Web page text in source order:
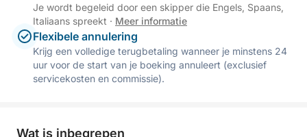
Je wordt begeleid door een skipper die Engels, Spaans,
Italiaans spreekt · Meer informatie
Flexibele annulering
Krijg een volledige terugbetaling wanneer je minstens 24
uur voor de start van je boeking annuleert (exclusief
servicekosten en commissie).
Wat is inbegrepen